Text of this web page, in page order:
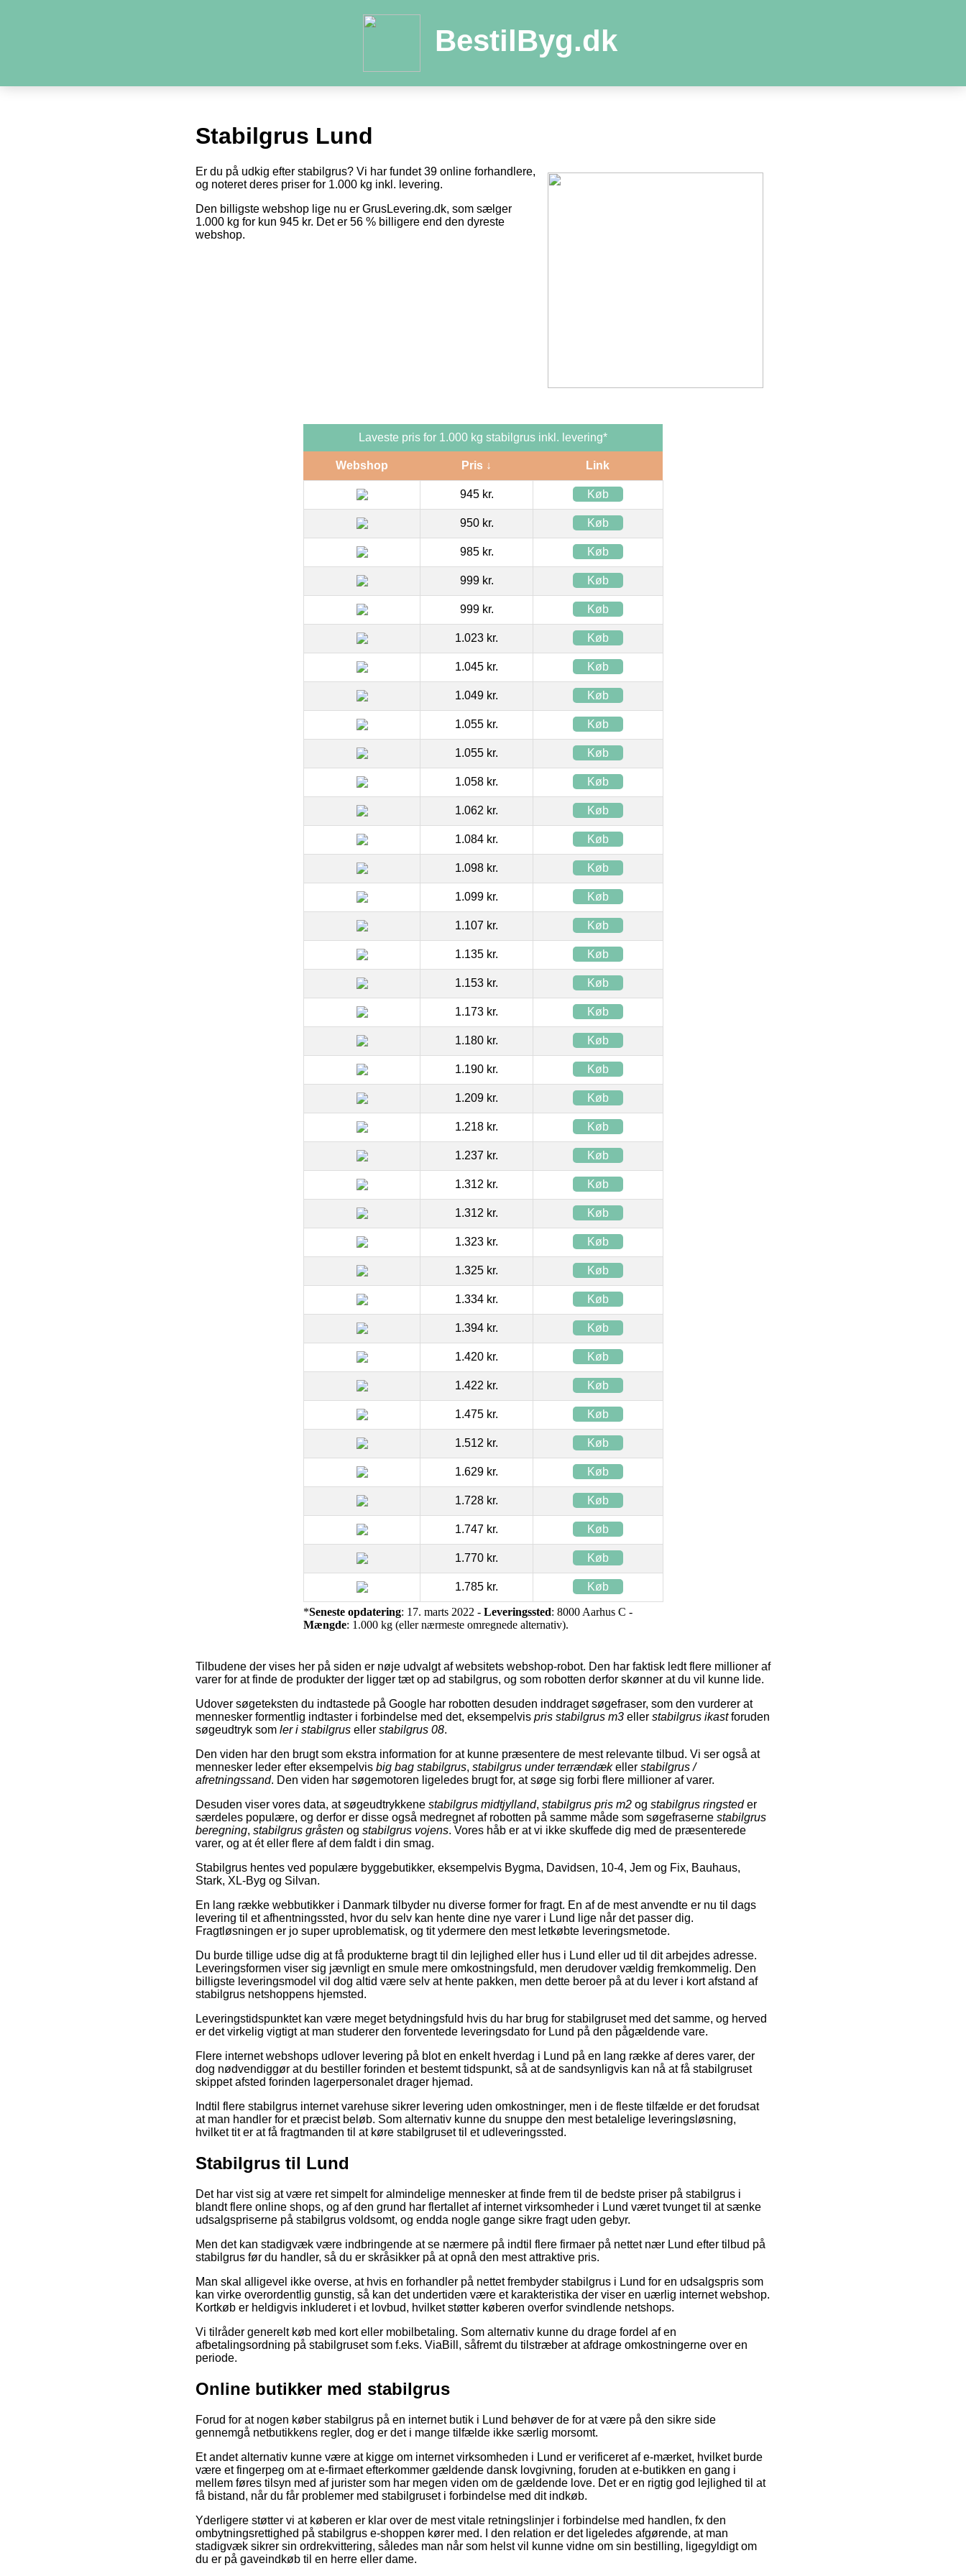
BestilByg.dk
Stabilgrus Lund
Er du på udkig efter stabilgrus? Vi har fundet 39 online forhandlere,
og noteret deres priser for 1.000 kg inkl. levering.
Den billigste webshop lige nu er GrusLevering.dk, som sælger
1.000 kg for kun 945 kr. Det er 56 % billigere end den dyreste
webshop.
Laveste pris for 1.000 kg stabilgrus inkl. levering*
Webshop Pris ↓ Link
945 kr. Køb
950 kr. Køb
985 kr. Køb
999 kr. Køb
999 kr. Køb
1.023 kr. Køb
1.045 kr. Køb
1.049 kr. Køb
1.055 kr. Køb
1.055 kr. Køb
1.058 kr. Køb
1.062 kr. Køb
1.084 kr. Køb
1.098 kr. Køb
1.099 kr. Køb
1.107 kr. Køb
1.135 kr. Køb
1.153 kr. Køb
1.173 kr. Køb
1.180 kr. Køb
1.190 kr. Køb
1.209 kr. Køb
1.218 kr. Køb
1.237 kr. Køb
1.312 kr. Køb
1.312 kr. Køb
1.323 kr. Køb
1.325 kr. Køb
1.334 kr. Køb
1.394 kr. Køb
1.420 kr. Køb
1.422 kr. Køb
1.475 kr. Køb
1.512 kr. Køb
1.629 kr. Køb
1.728 kr. Køb
1.747 kr. Køb
1.770 kr. Køb
1.785 kr. Køb
*Seneste opdatering: 17. marts 2022 - Leveringssted: 8000 Aarhus C -
Mængde: 1.000 kg (eller nærmeste omregnede alternativ).
Tilbudene der vises her på siden er nøje udvalgt af websitets webshop-robot. Den har faktisk ledt flere millioner af
varer for at finde de produkter der ligger tæt op ad stabilgrus, og som robotten derfor skønner at du vil kunne lide.
Udover søgeteksten du indtastede på Google har robotten desuden inddraget søgefraser, som den vurderer at
mennesker formentlig indtaster i forbindelse med det, eksempelvis pris stabilgrus m3 eller stabilgrus ikastforuden
søgeudtryk som ler i stabilgrus eller stabilgrus 08.
Den viden har den brugt som ekstra information for at kunne præsentere de mest relevante tilbud. Vi ser også at
mennesker leder efter eksempelvis big bag stabilgrus, stabilgrus under terrændækeller stabilgrus /
afretningssand. Den viden har søgemotoren ligeledes brugt for, at søge sig forbi flere millioner af varer.
Desuden viser vores data, at søgeudtrykkene stabilgrus midtjylland, stabilgrus pris m2 og stabilgrus ringsteder
særdeles populære, og derfor er disse også medregnet af robotten på samme måde som søgefraserne stabilgrus
beregning, stabilgrus gråsten og stabilgrus vojens. Vores håb er at vi ikke skuffede dig med de præsenterede
varer, og at ét eller flere af dem faldt i din smag.
Stabilgrus hentes ved populære byggebutikker, eksempelvis Bygma, Davidsen, 10-4, Jem og Fix, Bauhaus,
Stark, XL-Byg og Silvan.
En lang række webbutikker i Danmark tilbyder nu diverse former for fragt. En af de mest anvendte er nu til dags
levering til et afhentningssted, hvor du selv kan hente dine nye varer i Lund lige når det passer dig.
Fragtløsningen er jo super uproblematisk, og tit ydermere den mest letkøbte leveringsmetode.
Du burde tillige udse dig at få produkterne bragt til din lejlighed eller hus i Lund eller ud til dit arbejdes adresse.
Leveringsformen viser sig jævnligt en smule mere omkostningsfuld, men derudover vældig fremkommelig. Den
billigste leveringsmodel vil dog altid være selv at hente pakken, men dette beroer på at du lever i kort afstand af
stabilgrus netshoppens hjemsted.
Leveringstidspunktet kan være meget betydningsfuld hvis du har brug for stabilgruset med det samme, og herved
er det virkelig vigtigt at man studerer den forventede leveringsdato for Lund på den pågældende vare.
Flere internet webshops udlover levering på blot en enkelt hverdag i Lund på en lang række af deres varer, der
dog nødvendiggør at du bestiller forinden et bestemt tidspunkt, så at de sandsynligvis kan nå at få stabilgruset
skippet afsted forinden lagerpersonalet drager hjemad.
Indtil flere stabilgrus internet varehuse sikrer levering uden omkostninger, men i de fleste tilfælde er det forudsat
at man handler for et præcist beløb. Som alternativ kunne du snuppe den mest betalelige leveringsløsning,
hvilket tit er at få fragtmanden til at køre stabilgruset til et udleveringssted.
Stabilgrus til Lund
Det har vist sig at være ret simpelt for almindelige mennesker at finde frem til de bedste priser på stabilgrus i
blandt flere online shops, og af den grund har flertallet af internet virksomheder i Lund været tvunget til at sænke
udsalgspriserne på stabilgrus voldsomt, og endda nogle gange sikre fragt uden gebyr.
Men det kan stadigvæk være indbringende at se nærmere på indtil flere firmaer på nettet nær Lund efter tilbud på
stabilgrus før du handler, så du er skråsikker på at opnå den mest attraktive pris.
Man skal alligevel ikke overse, at hvis en forhandler på nettet frembyder stabilgrus i Lund for en udsalgspris som
kan virke overordentlig gunstig, så kan det undertiden være et karakteristika der viser en uærlig internet webshop.
Kortkøb er heldigvis inkluderet i et lovbud, hvilket støtter køberen overfor svindlende netshops.
Vi tilråder generelt køb med kort eller mobilbetaling. Som alternativ kunne du drage fordel af en
afbetalingsordning på stabilgruset som f.eks. ViaBill, såfremt du tilstræber at afdrage omkostningerne over en
periode.
Online butikker med stabilgrus
Forud for at nogen køber stabilgrus på en internet butik i Lund behøver de for at være på den sikre side
gennemgå netbutikkens regler, dog er det i mange tilfælde ikke særlig morsomt.
Et andet alternativ kunne være at kigge om internet virksomheden i Lund er verificeret af e-mærket, hvilket burde
være et fingerpeg om at e-firmaet efterkommer gældende dansk lovgivning, foruden at e-butikken en gang i
mellem føres tilsyn med af jurister som har megen viden om de gældende love. Det er en rigtig god lejlighed til at
få bistand, når du får problemer med stabilgruset i forbindelse med dit indkøb.
Yderligere støtter vi at køberen er klar over de mest vitale retningslinjer i forbindelse med handlen, fx den
ombytningsrettighed på stabilgrus e-shoppen kører med. I den relation er det ligeledes afgørende, at man
stadigvæk sikrer sin ordrekvittering, således man når som helst vil kunne vidne om sin bestilling, ligegyldigt om
du er på gaveindkøb til en herre eller dame.